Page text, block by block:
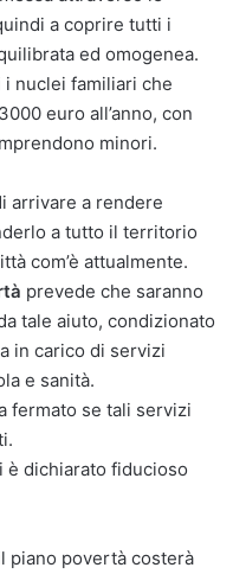
a coprire tutti i
ed omogenea.
nuclei familiari che
euro all’anno, con
minori.
arrivare a rendere
a tutto il territorio
com’è attualmente.
prevede che saranno
tale aiuto, condizionato
in carico di servizi
e sanità.
fermato se tali servizi
è dichiarato fiducioso
piano povertà costerà